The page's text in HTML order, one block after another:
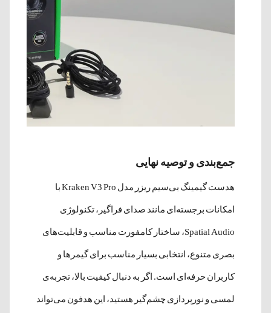
جمع‌بندی و توصیه نهایی
هدست گیمینگ بی‌سیم ریزر مدل Kraken V3 Pro با
امکانات برجسته‌ای مانند صدای فراگیر، تکنولوژی
Spatial Audio، ساختار کامفورت مناسب و قابلیت‌های
بصری متنوع، انتخابی بسیار مناسب برای گیمرها و
کاربران حرفه‌ای است. اگر به دنبال کیفیت بالا، تجربه‌ی
لمسی و نورپردازی چشم‌گیر هستید، این هدفون می‌تواند